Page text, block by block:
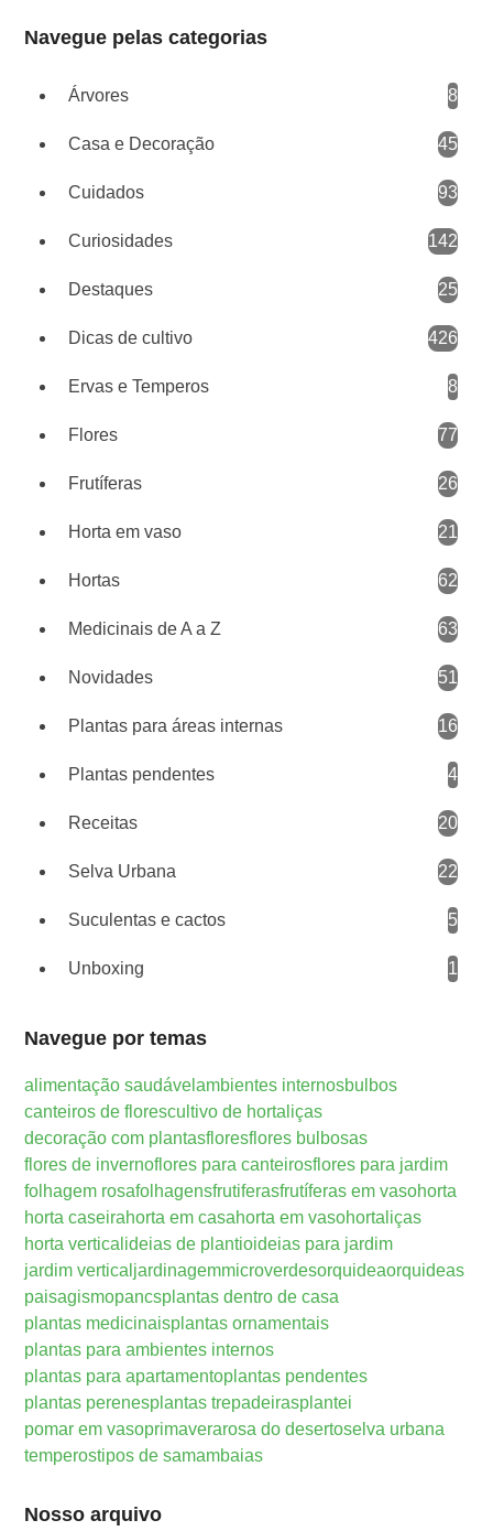
Navegue pelas categorias
Árvores 8
Casa e Decoração 45
Cuidados 93
Curiosidades 142
Destaques 25
Dicas de cultivo 426
Ervas e Temperos 8
Flores 77
Frutíferas 26
Horta em vaso 21
Hortas 62
Medicinais de A a Z 63
Novidades 51
Plantas para áreas internas 16
Plantas pendentes 4
Receitas 20
Selva Urbana 22
Suculentas e cactos 5
Unboxing 1
Navegue por temas
alimentação saudávelambientes internosbulbos
canteiros de florescultivo de hortaliças
decoração com plantasfloresflores bulbosas
flores de invernoflores para canteirosflores para jardim
folhagem rosafolhagensfrutiferasfrutíferas em vasohorta
horta caseirahorta em casahorta em vasohortaliças
horta vertical ideias de plantioideias para jardim
jardim vertical jardinagemmicroverdesorquideaorquideas
paisagismopancsplantas dentro de casa
plantas medicinaisplantas ornamentais
plantas para ambientes internos
plantas para apartamentoplantas pendentes
plantas perenesplantas trepadeirasplantei
pomar em vasoprimaverarosa do desertoselva urbana
temperostipos de samambaias
Nosso arquivo